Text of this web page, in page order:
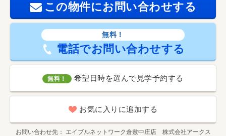
この物件にお問い合わせする
無料！
電話でお問い合わせする
無料！ 希望日時を選んで見学予約する
お気に入りに追加する
お問い合わせ先 エイブルネットワーク倉敷中庄店 株式会社アークス